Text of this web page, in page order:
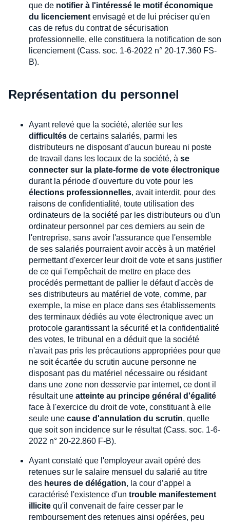
que de notifier à l'intéressé le motif économique
du licenciement envisagé et de lui préciser qu'en
cas de refus du contrat de sécurisation
professionnelle, elle constituera la notification de son
licenciement (Cass. soc. 1-6-2022 n° 20-17.360 FS-
B).
Représentation du personnel
Ayant relevé que la société, alertée sur les
difficultés de certains salariés, parmi les
distributeurs ne disposant d'aucun bureau ni poste
de travail dans les locaux de la société, à se
connecter sur la plate-forme de vote électronique
durant la période d'ouverture du vote pour les
élections professionnelles, avait interdit, pour des
raisons de confidentialité, toute utilisation des
ordinateurs de la société par les distributeurs ou d'un
ordinateur personnel par ces derniers au sein de
l'entreprise, sans avoir l'assurance que l'ensemble
de ses salariés pourraient avoir accès à un matériel
permettant d'exercer leur droit de vote et sans justifier
de ce qui l'empêchait de mettre en place des
procédés permettant de pallier le défaut d'accès de
ses distributeurs au matériel de vote, comme, par
exemple, la mise en place dans ses établissements
des terminaux dédiés au vote électronique avec un
protocole garantissant la sécurité et la confidentialité
des votes, le tribunal en a déduit que la société
n'avait pas pris les précautions appropriées pour que
ne soit écartée du scrutin aucune personne ne
disposant pas du matériel nécessaire ou résidant
dans une zone non desservie par internet, ce dont il
résultait une atteinte au principe général d'égalité
face à l'exercice du droit de vote, constituant à elle
seule une cause d'annulation du scrutin, quelle
que soit son incidence sur le résultat (Cass. soc. 1-6-
2022 n° 20-22.860 F-B).
Ayant constaté que l'employeur avait opéré des
retenues sur le salaire mensuel du salarié au titre
des heures de délégation, la cour d’appel a
caractérisé l'existence d'un trouble manifestement
illicite qu'il convenait de faire cesser par le
remboursement des retenues ainsi opérées, peu